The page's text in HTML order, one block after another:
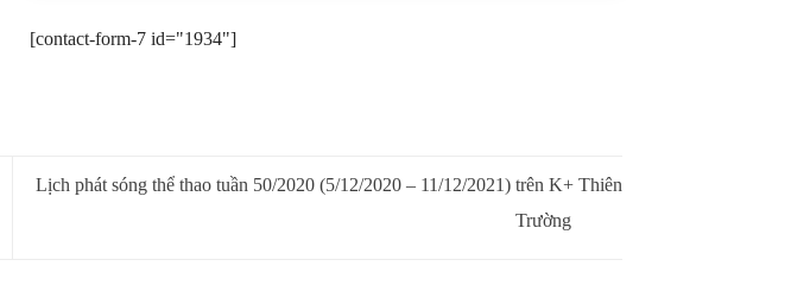
[contact-form-7 id="1934"]
Lịch phát sóng thể thao tuần 50/2020 (5/12/2020 – 11/12/2021) trên K+ Thiên
Trường